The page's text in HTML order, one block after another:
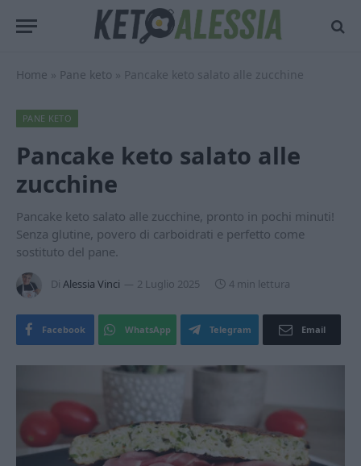
Home » Pane keto » Pancake keto salato alle zucchine
PANE KETO
Pancake keto salato alle
zucchine
Pancake keto salato alle zucchine, pronto in pochi minuti!
Senza glutine, povero di carboidrati e perfetto come
sostituto del pane.
Di Alessia Vinci 2 Luglio 2025 4 min lettura
Facebook WhatsApp Telegram Email